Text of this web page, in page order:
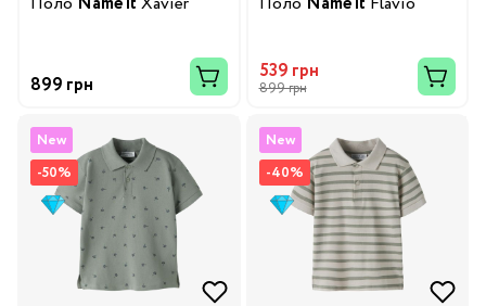
899 грн
539 грн
899 грн
New
-50%
New
-40%